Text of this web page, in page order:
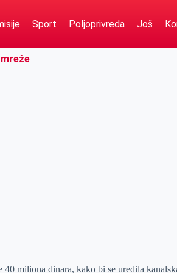
Sport Poljoprivreda Još
miliona dinara, kako bi se uredila